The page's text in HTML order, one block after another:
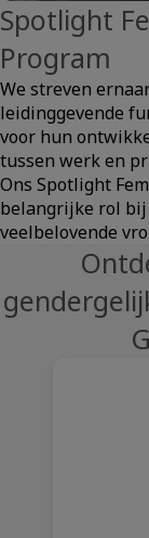
Spotlight
Program
We streven
leidinggevende
voor hun
tussen werk en
Ons Spotlight
belangrijke rol bij
veelbelovende